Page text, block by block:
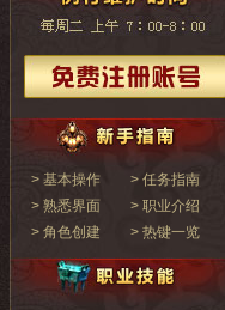
> 基本操作
> 任务指南
> 熟悉界面
> 职业介绍
> 角色创建
> 热键一览